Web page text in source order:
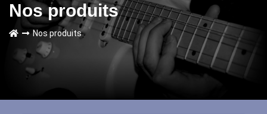
Nos produits
Nos produits